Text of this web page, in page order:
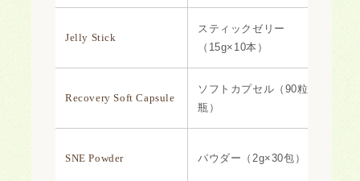
Jelly Stick
スティックゼリー
（15g×10本）
Recovery Soft Capsule
ソフトカプセル（90粒×1
瓶）
SNE Powder パウダー（2g×30包）